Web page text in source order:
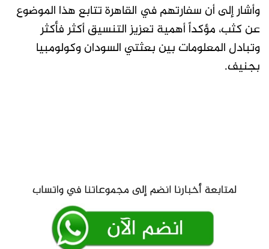
وأشار إلى أن سفارتهم في القاهرة تتابع هذا الموضوع
عن كثب، مؤكداً أهمية تعزيز التنسيق أكثر فأكثر
وتبادل المعلومات بين بعثتي السودان وكولومبيا
بجنيف.